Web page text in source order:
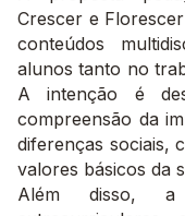
Crescer e
conteúdos
alunos tanto no
A intenção é
compreensão da
diferenças sociais,
valores básicos da
Além disso, a